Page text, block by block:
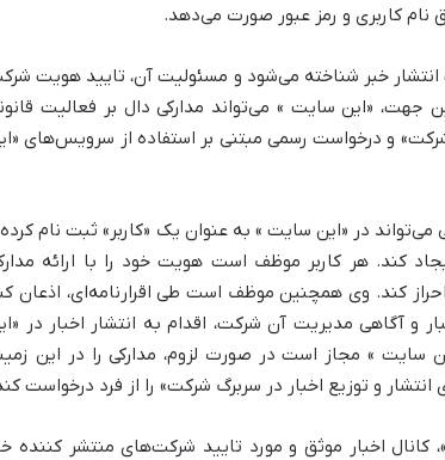
نام کاربری و رمز عبور صورت می‌دهد.
انتشار خبر شناخته می‌شود و مسئولیت آن، تایید هویت
«این سایت » می‌تواند مدارکی دال بر فعالیت
و درخواست رسمی مبتنی بر استفاده از سرویس‌های
می‌تواند در «این سایت » به عنوان یک «کاربر» ثبت نام
کند. هر کاربر موظف است هویت خود را با ارائه
کند. وی همچنین موظف است طی اقرارنامه‌ای، اذعان
و آگاهی مدیریت آن شرکت، اقدام به انتشار اخبار در
» مجاز است در صورت لزوم، مدارکی را در این
و توزیع اخبار در سربرگ شرکت» را از فرد درخواست
کانال اخبار موثق و مورد تایید شرکت‌های منتشر کننده